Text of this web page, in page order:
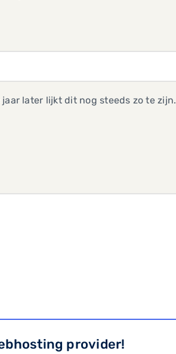
jaar later lijkt dit nog steeds zo te zijn.
provider!